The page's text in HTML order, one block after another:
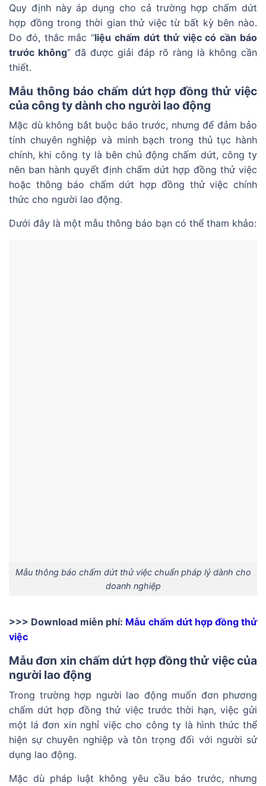
Quy định này áp dụng cho cả trường hợp chấm dứt
hợp đồng trong thời gian thử việc từ bất kỳ bên nào.
Do đó, thắc mắc “liệu chấm dứt thử việc có cần báo
trước không” đã được giải đáp rõ ràng là không cần
thiết.
Mẫu thông báo chấm dứt hợp đồng thử việc
của công ty dành cho người lao động
Mặc dù không bắt buộc báo trước, nhưng để đảm bảo
tính chuyên nghiệp và minh bạch trong thủ tục hành
chính, khi công ty là bên chủ động chấm dứt, công ty
nên ban hành quyết định chấm dứt hợp đồng thử việc
hoặc thông báo chấm dứt hợp đồng thử việc chính
thức cho người lao động.
Dưới đây là một mẫu thông báo bạn có thể tham khảo:
Mẫu thông báo chấm dứt thử việc chuẩn pháp lý dành cho
doanh nghiệp
>>> Download miễn phí: Mẫu chấm dứt hợp đồng thử
việc
Mẫu đơn xin chấm dứt hợp đồng thử việc của
người lao động
Trong trường hợp người lao động muốn đơn phương
chấm dứt hợp đồng thử việc trước thời hạn, việc gửi
một lá đơn xin nghỉ việc cho công ty là hình thức thể
hiện sự chuyên nghiệp và tôn trọng đối với người sử
dụng lao động.
Mặc dù pháp luật không yêu cầu báo trước, nhưng